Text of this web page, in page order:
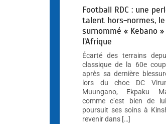
Football RDC : une
talent hors-normes, le
surnommé « Kebano
l’Afrique
Écarté des terrains
classique de la 60e
après sa dernière
lors du choc DC
Muungano, Ekpaku
comme c’est bien de
poursuit ses soins à
revenir dans […]